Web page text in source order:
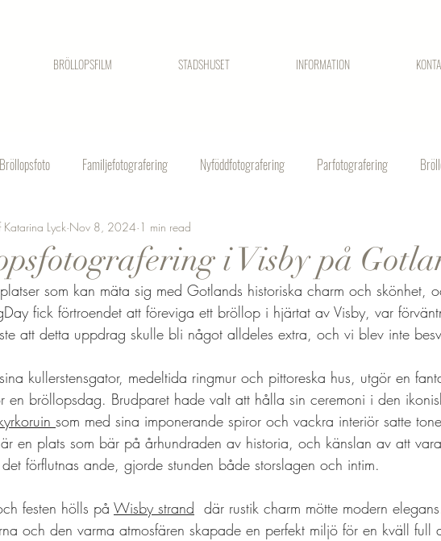
BRÖLLOPSFILM STADSHUSET INFORMATION
Bröllopsfoto Familjefotografering Nyföddfotografering Parfotografering
i Visby på
Katarina Lyck Nov 8, 2024 1 min read
som kan mäta sig med Gotlands historiska charm och skönhet,
fick förtroendet att föreviga ett bröllop i hjärtat av Visby, var
att detta uppdrag skulle bli något alldeles extra, och vi blev inte
kullerstensgator, medeltida ringmur och pittoreska hus, utgör en
en bröllopsdag. Brudparet hade valt att hålla sin ceremoni i den
som med sina imponerande spiror och vackra interiör satte
en plats som bär på århundraden av historia, och känslan av att
förflutnas ande, gjorde stunden både storslagen och intim.
festen hölls på Wisby strand
där rustik charm mötte modern
och den varma atmosfären skapade en perfekt miljö för en kväll full